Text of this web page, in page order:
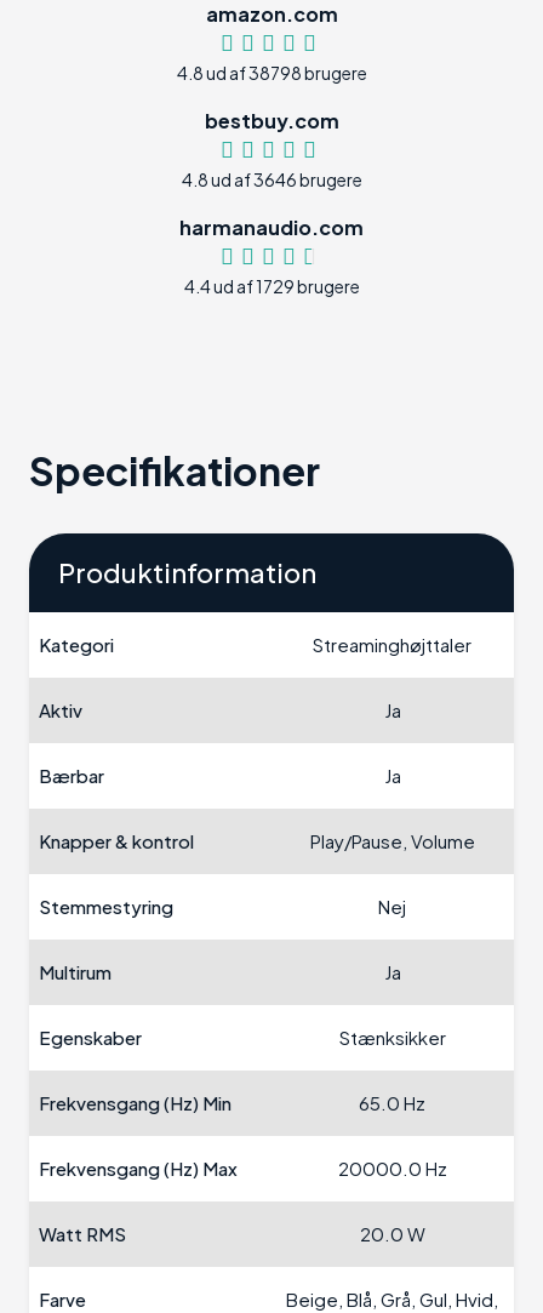
amazon.com
4.8 ud af 38798 brugere
bestbuy.com
4.8 ud af 3646 brugere
harmanaudio.com
4.4 ud af 1729 brugere
Specifikationer
Produktinformation
Kategori Streaminghøjttaler
Aktiv Ja
Bærbar Ja
Knapper & kontrol Play/Pause, Volume
Stemmestyring Nej
Multirum Ja
Egenskaber Stænksikker
Frekvensgang (Hz) Min 65.0 Hz
Frekvensgang (Hz) Max 20000.0 Hz
Watt RMS 20.0 W
Farve
Beige, Blå, Grå, Gul, Hvid,